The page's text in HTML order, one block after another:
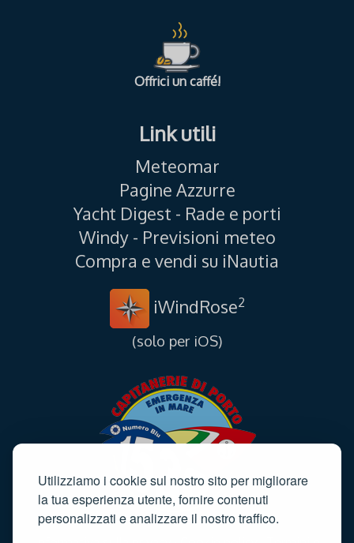
Utilizziamo i cookie sul nostro sito per migliorare
la tua esperienza utente, fornire contenuti
personalizzati e analizzare il nostro traffico.
Offrici un caffé!
Link utili
Meteomar
Pagine Azzurre
Yacht Digest - Rade e porti
Windy - Previsioni meteo
Compra e vendi su iNautia
iWindRose2
(solo per iOS)